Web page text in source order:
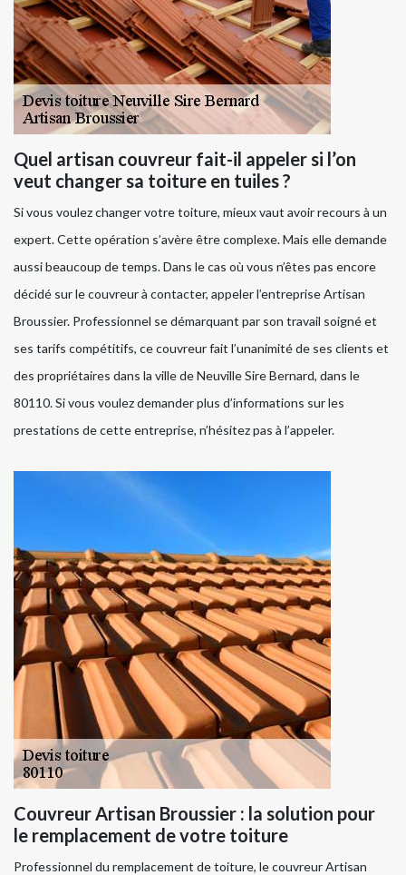
Quel artisan couvreur fait-il appeler si l’on
veut changer sa toiture en tuiles ?
Si vous voulez changer votre toiture, mieux vaut avoir recours à un
expert. Cette opération s’avère être complexe. Mais elle demande
aussi beaucoup de temps. Dans le cas où vous n’êtes pas encore
décidé sur le couvreur à contacter, appeler l’entreprise Artisan
Broussier. Professionnel se démarquant par son travail soigné et
ses tarifs compétitifs, ce couvreur fait l’unanimité de ses clients et
des propriétaires dans la ville de Neuville Sire Bernard, dans le
80110. Si vous voulez demander plus d’informations sur les
prestations de cette entreprise, n’hésitez pas à l’appeler.
Couvreur Artisan Broussier : la solution pour
le remplacement de votre toiture
Professionnel du remplacement de toiture, le couvreur Artisan